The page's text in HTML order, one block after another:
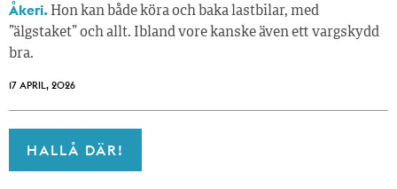
Åkeri. Hon kan både köra och baka lastbilar, med
”älgstaket” och allt. Ibland vore kanske även ett vargskydd
bra.
17 APRIL, 2026
HALLÅ DÄR!